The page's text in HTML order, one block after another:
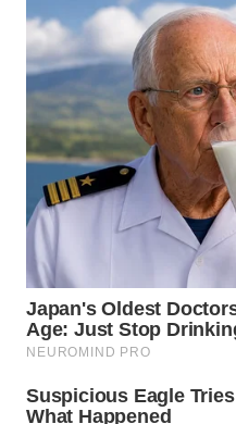
KALTIM
WN
SULSEL
WN
GORONTALO
SULUT
WN
MALUKU
WN
MALUT